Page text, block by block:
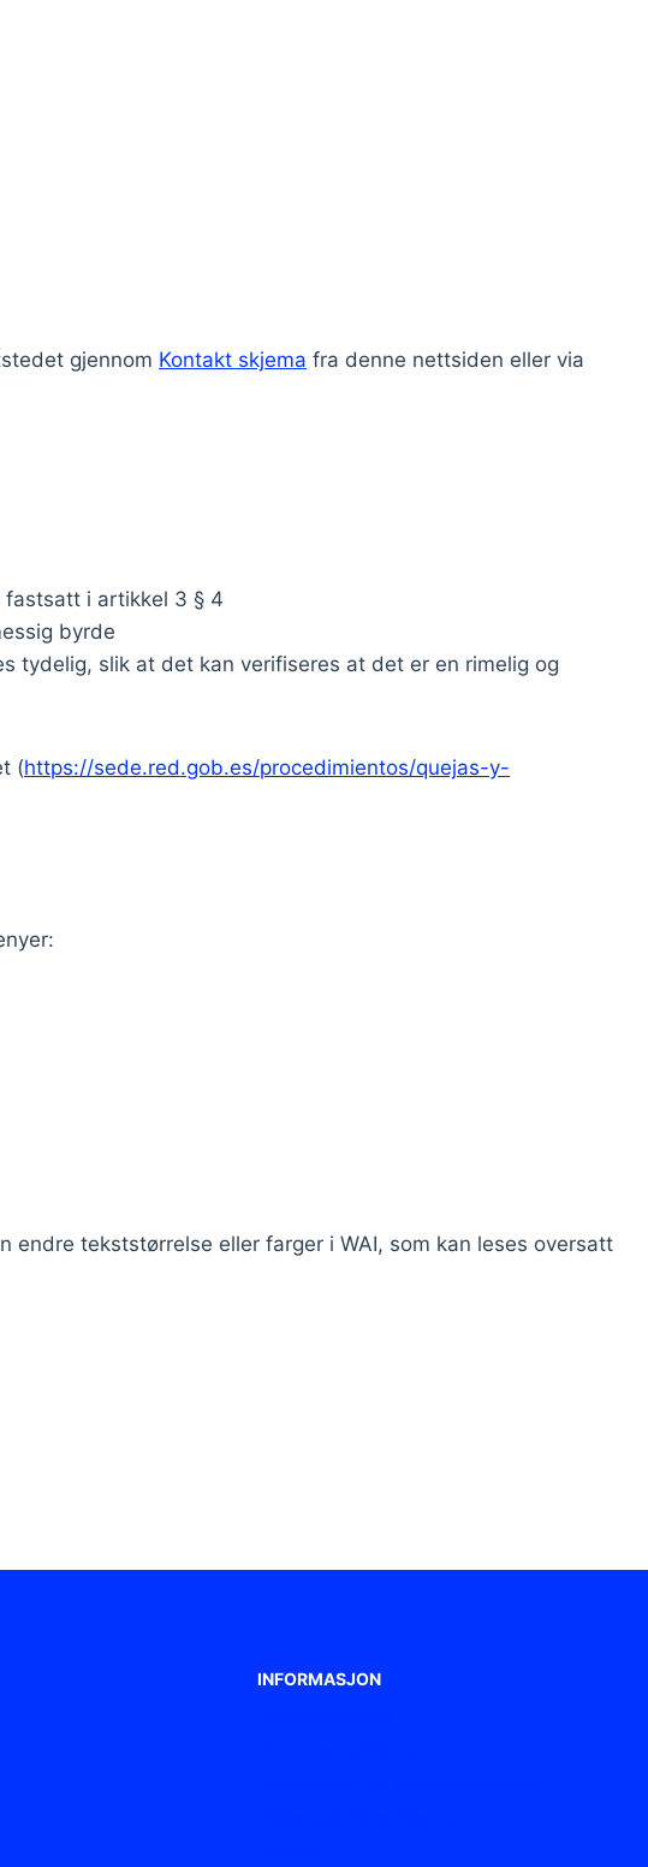
gjennom Kontakt skjema fra denne nettsiden eller via
fastsatt i artikkel 3 § 4
byrde
tydelig, slik at det kan verifiseres at det er en rimelig og
(https://sede.red.gob.es/procedimientos/quejas-y-
tekststørrelse eller farger i WAI, som kan leses oversatt
INFORMASJON